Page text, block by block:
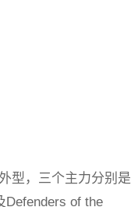
型，三个主力分别是
Defenders of the